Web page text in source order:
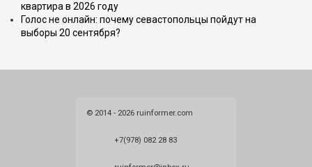
квартира в 2026 году
Голос не онлайн: почему севастопольцы пойдут на
выборы 20 сентября?
© 2014 - 2026 ruinformer.com
+7(978) 082 28 83